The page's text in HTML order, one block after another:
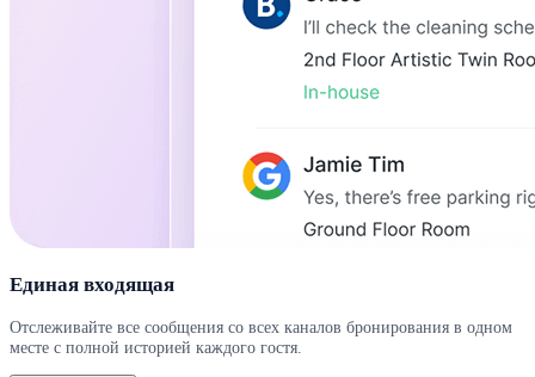
Единая входящая
Отслеживайте все сообщения со всех каналов бронирования в одном
месте с полной историей каждого гостя.